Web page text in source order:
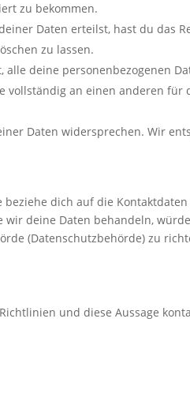
zu bekommen.
Daten erteilst, hast du das
zu lassen.
deine personenbezogenen
vollständig an einen anderen für
Daten widersprechen. Wir
dich auf die Kontaktdaten
deine Daten behandeln,
(Datenschutzbehörde) zu
und diese Aussage